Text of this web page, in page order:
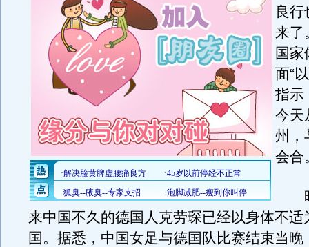
良
来了
国家
面“
指示
今天
州，
会合
昨
来中国不久的德国人克劳琛已经以身体不适
国。据悉，中国女足与德国队比赛结束当晚